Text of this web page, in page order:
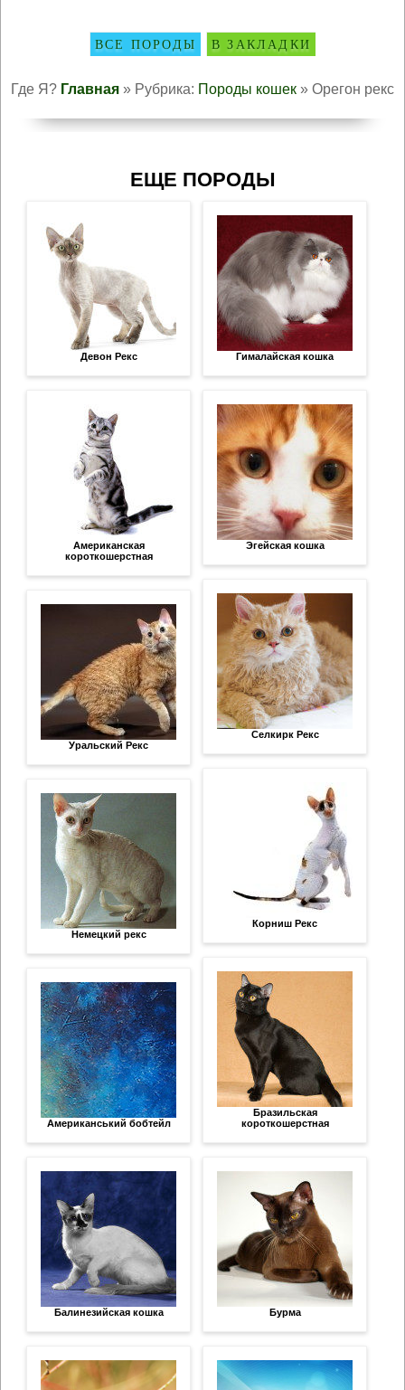
ВСЕ ПОРОДЫ В ЗАКЛАДКИ
Где Я? Главная » Рубрика: Породы кошек » Орегон рекс
ЕЩЕ ПОРОДЫ
Девон Рекс
Американская
короткошерстная
Уральский Рекс
Немецкий рекс
Американський бобтейл
Балинезийская кошка
Гималайская кошка
Эгейская кошка
Селкирк Рекс
Корниш Рекс
Бразильская
короткошерстная
Бурма